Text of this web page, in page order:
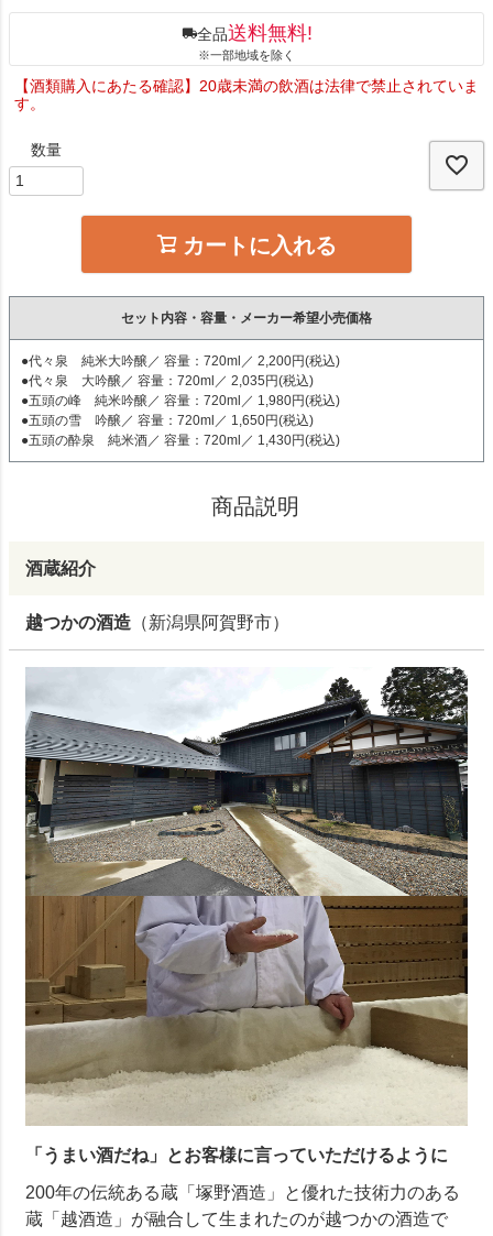
全品送料無料!
※一部地域を除く
【酒類購入にあたる確認】20歳未満の飲酒は法律で禁止されていま
す。
カートに入れる
セット内容・容量・メーカー希望小売価格
●代々泉 純米大吟醸／ 容量：720ml／ 2,200円(税込)
●代々泉 大吟醸／ 容量：720ml／ 2,035円(税込)
●五頭の峰 純米吟醸／ 容量：720ml／ 1,980円(税込)
●五頭の雪 吟醸／ 容量：720ml／ 1,650円(税込)
●五頭の酔泉 純米酒／ 容量：720ml／ 1,430円(税込)
商品説明
酒蔵紹介
越つかの酒造 （新潟県阿賀野市）
「うまい酒だね」とお客様に言っていただけるように
200年の伝統ある蔵「塚野酒造」と優れた技術力のある
蔵「越酒造」が融合して生まれたのが越つかの酒造で